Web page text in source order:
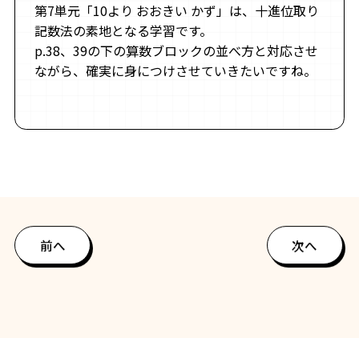
第7単元「10より おおきい かず」は、十進位取り
記数法の素地となる学習です。
p.38、39の下の算数ブロックの並べ方と対応させ
ながら、確実に身につけさせていきたいですね。
前へ 次へ